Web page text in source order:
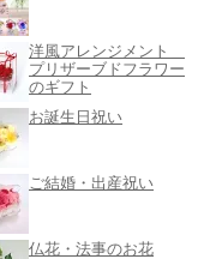
洋風アレンジメント＿
プリザーブドフラワー
のギフト
お誕生日祝い
ご結婚・出産祝い
仏花・法事のお花